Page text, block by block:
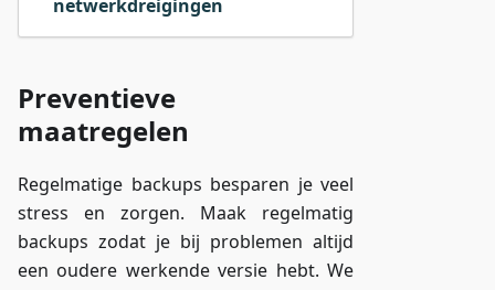
netwerkdreigingen
Preventieve
maatregelen
Regelmatige backups besparen je veel
stress en zorgen. Maak regelmatig
backups zodat je bij problemen altijd
een oudere werkende versie hebt. We